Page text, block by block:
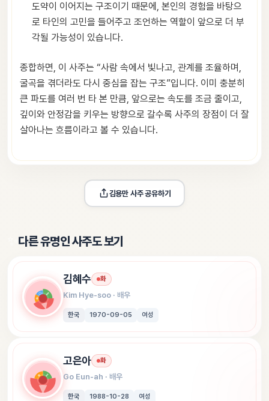
도약이 이어지는 구조이기 때문에, 본인의 경험을 바탕으
로 타인의 고민을 들어주고 조언하는 역할이 앞으로 더 부
각될 가능성이 있습니다.
종합하면, 이 사주는 “사람 속에서 빛나고, 관계를 조율하며,
굴곡을 겪더라도 다시 중심을 잡는 구조”입니다. 이미 충분히
큰 파도를 여러 번 타 본 만큼, 앞으로는 속도를 조금 줄이고,
깊이와 안정감을 키우는 방향으로 갈수록 사주의 장점이 더 잘
살아나는 흐름이라고 볼 수 있습니다.
김용만 사주 공유하기
다른 유명인 사주도 보기
김혜수 화
Kim Hye-soo · 배우
한국 1970-09-05 여성
고은아 화
Go Eun-ah · 배우
한국 1988-10-28 여성